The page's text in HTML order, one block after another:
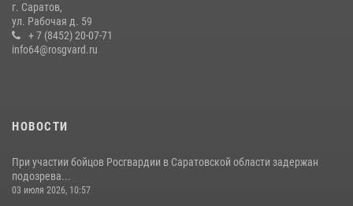
Крещения Руси
28 июля 2026, 13:25
05 августа 2026, 12:55
г. Саратов,
ул. Рабочая д. 59
+ 7 (8452) 20-07-71
info64@rosgvard.ru
НОВОСТИ
При участии бойцов Росгвардии в Саратовской области задержан
подозрева...
03 июля 2026, 10:57